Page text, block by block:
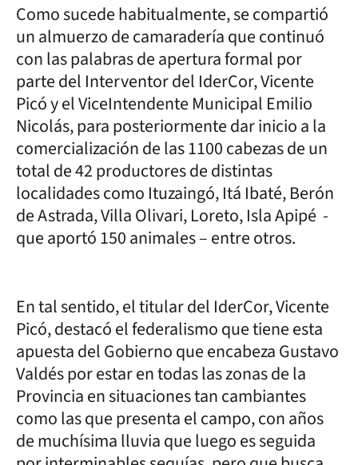
Como sucede habitualmente, se compartió
un almuerzo de camaradería que continuó
con las palabras de apertura formal por
parte del Interventor del IderCor, Vicente
Picó y el ViceIntendente Municipal Emilio
Nicolás, para posteriormente dar inicio a la
comercialización de las 1100 cabezas de un
total de 42 productores de distintas
localidades como Ituzaingó, Itá Ibaté, Berón
de Astrada, Villa Olivari, Loreto, Isla Apipé -
que aportó 150 animales – entre otros.
En tal sentido, el titular del IderCor, Vicente
Picó, destacó el federalismo que tiene esta
apuesta del Gobierno que encabeza Gustavo
Valdés por estar en todas las zonas de la
Provincia en situaciones tan cambiantes
como las que presenta el campo, con años
de muchísima lluvia que luego es seguida